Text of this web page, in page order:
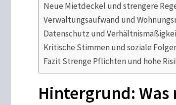
Neue Mietdeckel und strengere
Verwaltungsaufwand und
Datenschutz und
Kritische Stimmen und soziale
Fazit Strenge Pflichten und hohe
Hintergrund: